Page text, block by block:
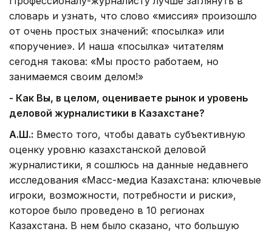
словарь и узнать, что слово «миссия» произошло
от очень простых значений: «посылка» или
«поручение». И наша «посылка» читателям
сегодня такова: «Мы просто работаем, но
занимаемся своим делом!»
- Как Вы, в целом, оцениваете рынок и уровень
деловой журналистики в Казахстане?
А.Ш.: Вместо того, чтобы давать субъективную
оценку уровню казахстанской деловой
журналистики, я сошлюсь на данные недавнего
исследования «Масс-медиа Казахстана: ключевые
игроки, возможности, потребности и риски»,
которое было проведено в 10 регионах
Казахстана. В нем было сказано, что большую